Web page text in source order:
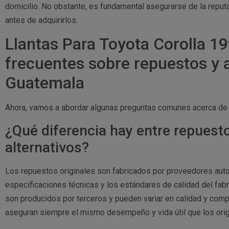
domicilio. No obstante, es fundamental asegurarse de la
antes de adquirirlos.
Llantas Para Toyota Corolla
frecuentes sobre repuestos y
Guatemala
Ahora, vamos a abordar algunas preguntas comunes acerca
¿Qué diferencia hay entre
alternativos?
Los repuestos originales son fabricados por proveedores
especificaciones técnicas y los estándares de calidad del
son producidos por terceros y pueden variar en calidad y
aseguran siempre el mismo desempeño y vida útil que los